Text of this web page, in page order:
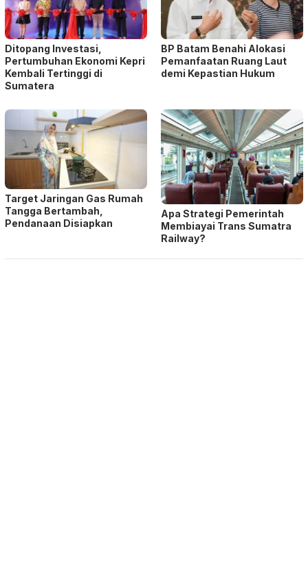
Ditopang Investasi,
Pertumbuhan Ekonomi Kepri
Kembali Tertinggi di
Sumatera
BP Batam Benahi Alokasi
Pemanfaatan Ruang Laut
demi Kepastian Hukum
Target Jaringan Gas Rumah
Tangga Bertambah,
Pendanaan Disiapkan
Apa Strategi Pemerintah
Membiayai Trans Sumatra
Railway?